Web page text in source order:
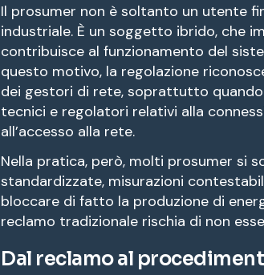
Il prosumer non è soltanto un utente
industriale. È un soggetto ibrido, che
contribuisce al funzionamento del
questo motivo, la regolazione
dei gestori di rete, soprattutto
tecnici e regolatori relativi alla
all’accesso alla rete.
Nella pratica, però, molti prosumer si
standardizzate, misurazioni
bloccare di fatto la produzione di
reclamo tradizionale rischia di non
Dal reclamo al